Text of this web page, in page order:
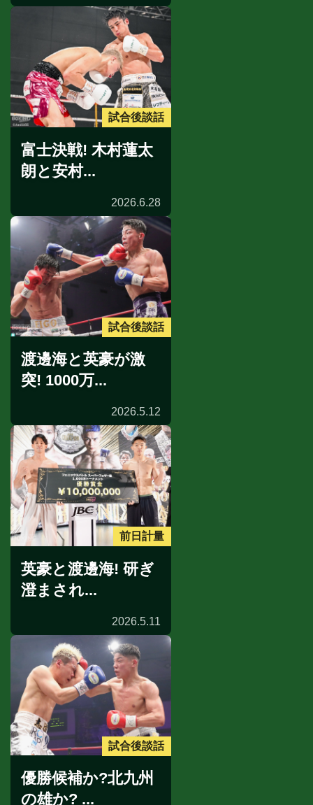
試合後談話
富士決戦! 木村蓮太
朗と安村...
2026.6.28
試合後談話
渡邊海と英豪が激
突! 1000万...
2026.5.12
前日計量
英豪と渡邊海! 研ぎ
澄まされ...
2026.5.11
試合後談話
優勝候補か?北九州
の雄か? ...